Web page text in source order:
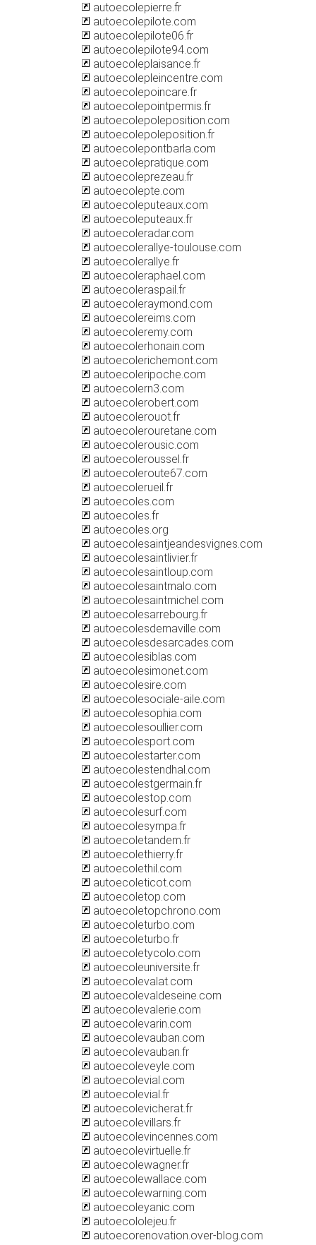
autoecolepierre.fr
autoecolepilote.com
autoecolepilote06.fr
autoecolepilote94.com
autoecoleplaisance.fr
autoecolepleincentre.com
autoecolepoincare.fr
autoecolepointpermis.fr
autoecolepoleposition.com
autoecolepoleposition.fr
autoecolepontbarla.com
autoecolepratique.com
autoecoleprezeau.fr
autoecolepte.com
autoecoleputeaux.com
autoecoleputeaux.fr
autoecoleradar.com
autoecolerallye-toulouse.com
autoecolerallye.fr
autoecoleraphael.com
autoecoleraspail.fr
autoecoleraymond.com
autoecolereims.com
autoecoleremy.com
autoecolerhonain.com
autoecolerichemont.com
autoecoleripoche.com
autoecolern3.com
autoecolerobert.com
autoecolerouot.fr
autoecolerouretane.com
autoecolerousic.com
autoecoleroussel.fr
autoecoleroute67.com
autoecolerueil.fr
autoecoles.com
autoecoles.fr
autoecoles.org
autoecolesaintjeandesvignes.com
autoecolesaintlivier.fr
autoecolesaintloup.com
autoecolesaintmalo.com
autoecolesaintmichel.com
autoecolesarrebourg.fr
autoecolesdemaville.com
autoecolesdesarcades.com
autoecolesiblas.com
autoecolesimonet.com
autoecolesire.com
autoecolesociale-aile.com
autoecolesophia.com
autoecolesoullier.com
autoecolesport.com
autoecolestarter.com
autoecolestendhal.com
autoecolestgermain.fr
autoecolestop.com
autoecolesurf.com
autoecolesympa.fr
autoecoletandem.fr
autoecolethierry.fr
autoecolethil.com
autoecoleticot.com
autoecoletop.com
autoecoletopchrono.com
autoecoleturbo.com
autoecoleturbo.fr
autoecoletycolo.com
autoecoleuniversite.fr
autoecolevalat.com
autoecolevaldeseine.com
autoecolevalerie.com
autoecolevarin.com
autoecolevauban.com
autoecolevauban.fr
autoecoleveyle.com
autoecolevial.com
autoecolevial.fr
autoecolevicherat.fr
autoecolevillars.fr
autoecolevincennes.com
autoecolevirtuelle.fr
autoecolewagner.fr
autoecolewallace.com
autoecolewarning.com
autoecoleyanic.com
autoecololejeu.fr
autoecorenovation.over-blog.com